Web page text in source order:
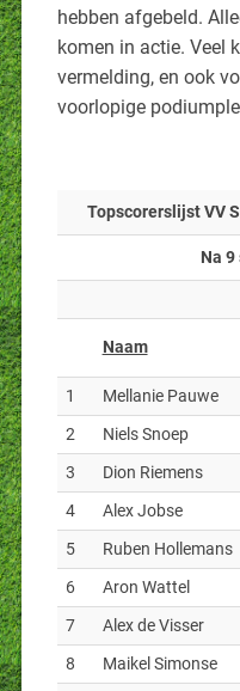
hebben afgebeld.
komen in actie. Veel
vermelding, en ook
voorlopige
Topscorerslijst VV
Na
Naam
1 Mellanie Pauwe
2
Niels Snoep
3
Dion Riemens
4
Alex Jobse
5
Ruben Hollemans
6
Aron Wattel
7
Alex de Visser
8
Maikel Simonse